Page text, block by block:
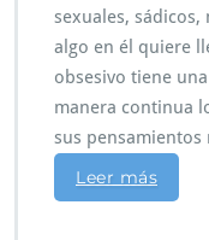
sexuales, sádicos,
algo en él quiere
obsesivo tiene
manera continua
sus pensamientos
Leer más